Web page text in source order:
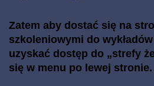
Zatem aby dostać się na
szkoleniowymi do
uzyskać dostęp do „strefy
się w menu po lewej stronie.